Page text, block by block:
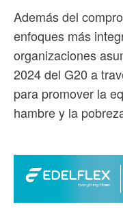
Además del
enfoques más
organizaciones
2024 del G20 a
para promover la
hambre y la